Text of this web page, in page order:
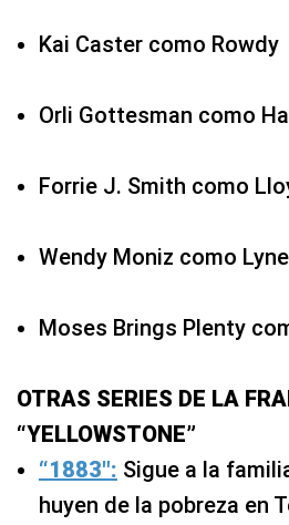
Kai Caster como Rowdy
Orli Gottesman como
Forrie J. Smith como
Wendy Moniz como
Moses Brings Plenty
OTRAS SERIES DE LA
“YELLOWSTONE”
“1883″: Sigue a la
huyen de la pobreza en